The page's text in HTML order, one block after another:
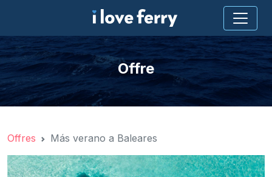
Offre
Offres Más verano a Baleares